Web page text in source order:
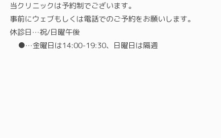
当クリニックは予約制でございます。
事前にウェブもしくは電話でのご予約をお願いします。
休診日…祝/日曜午後
●…金曜日は14:00-19:30、日曜日は隔週